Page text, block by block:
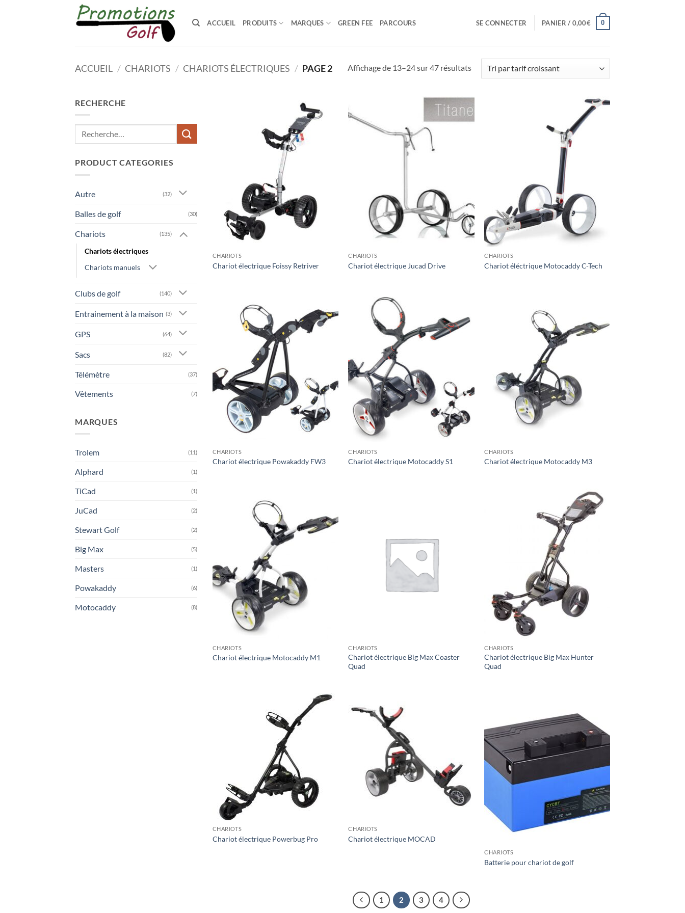
ACCUEIL PRODUITS MARQUES GREEN FEE PARCOURS SE CONNECTER PANIER / 0,00€ 0
ACCUEIL / CHARIOTS / CHARIOTS ÉLECTRIQUES / PAGE 2 Affichage de 13–24 sur 47 résultatsTrié
par
croissant
RECHERCHE
Recherche
pour :
PRODUCT CATEGORIES
Autre (32)
Balles de golf (30)
Chariots (135)
Chariots électriques
Chariots manuels
Clubs de golf (140)
Entrainement à la maison (3)
GPS (64)
Sacs (82)
Télémètre (37)
Vêtements (7)
MARQUES
Trolem (11)
Alphard (1)
TiCad (1)
JuCad (2)
Stewart Golf (2)
Big Max (5)
Masters (1)
Powakaddy (6)
Motocaddy (8)
CHARIOTS
Chariot électrique Foissy Retriver
CHARIOTS
Chariot électrique Jucad Drive
CHARIOTS
Chariot éléctrique Motocaddy C-Tech
CHARIOTS
Chariot électrique Powakaddy FW3
CHARIOTS
Chariot électrique Motocaddy S1
CHARIOTS
Chariot électrique Motocaddy M3
CHARIOTS
Chariot électrique Motocaddy M1
CHARIOTS
Chariot électrique Big Max Coaster
Quad
CHARIOTS
Chariot électrique Big Max Hunter
Quad
CHARIOTS
Chariot électrique Powerbug Pro
CHARIOTS
Chariot électrique MOCAD
CHARIOTS
Batterie pour chariot de golf
1 2 3 4